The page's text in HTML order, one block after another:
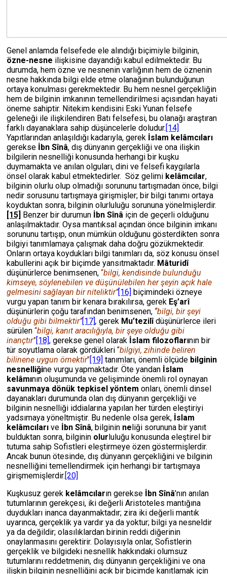
Genel anlamda felsefede ele alındığı biçimiyle bilginin,
özne-nesne ilişkisine dayandığı kabul edilmektedir. Bu
durumda, hem özne ve nesnenin varlığının hem de öznenin
nesne hakkında bilgi elde etme olanağının bulunduğunun
ortaya konulması gerekmektedir. Bu hem nesnel gerçekliğin
hem de bilginin imkanının temellendirilmesi açısından hayati
öneme sahiptir. Nitekim kendisini Eski Yunan felsefe
geleneği ile ilişkilendiren Batı felsefesi, bu olanağı araştıran
farklı dayanaklara sahip düşüncelerle doludur.[14]
Yapıtlarından anlaşıldığı kadarıyla, gerek İslam kelâmcıları
gerekse İbn Sînâ, dış dünyanın gerçekliği ve ona ilişkin
bilgilerin nesnelliği konusunda herhangi bir kuşku
duymamakta ve anılan olguları, dini ve felsefi kaygılarla
önsel olarak kabul etmektedirler. Söz gelimi kelâmcılar,
bilginin olurlu olup olmadığı sorununu tartışmadan önce, bilgi
nedir sorusunu tartışmaya girişmişler; bir bilgi tanımı ortaya
koyduktan sonra, bilginin olurluluğu sorununa yönelmişlerdir.
[15] Benzer bir durumun İbn Sînâ için de geçerli olduğunu
anlaşılmaktadır. Oysa mantıksal açından önce bilginin imkanı
sorununu tartışıp, onun mümkün olduğunu gösterdikten sonra
bilgiyi tanımlamaya çalışmak daha doğru gözükmektedir.
Onların ortaya koydukları bilgi tanımları da, söz konusu önsel
kabullerini açık bir biçimde yansıtmaktadır. Mâturidî
düşünürlerce benimsenen, ‘‘bilgi, kendisinde bulunduğu
kimseye, söylenebilen ve düşünülebilen her şeyin açık hale
gelmesini sağlayan bir niteliktir’’[16] biçimindeki özneye
vurgu yapan tanım bir kenara bırakılırsa, gerek Eş’arî
düşünürlerin çoğu tarafından benimsenen, ‘‘bilgi, bir şeyi
olduğu gibi bilmektir’’[17], gerek Mu’tezilîdüşünürlerce ileri
sürülen ‘‘bilgi, kanıt aracılığıyla, bir şeye olduğu gibi
inançtır’’[18], gerekse genel olarak İslam filozoflarının bir
tür soyutlama olarak gördükleri ‘‘bilgiyi, zihinde beliren
bilinene uygun örnektir’’[19] tanımları, önemli ölçüde bilginin
nesnelliğine vurgu yapmaktadır. Öte yandan İslam
kelâmının oluşumunda ve gelişiminde önemli rol oynayan
savunmaya dönük tepkisel yöntem onları, önemli dinsel
dayanakları durumunda olan dış dünyanın gerçekliği ve
bilginin nesnelliği iddialarına yapılan her türden eleştiriyi
yadsımaya yöneltmiştir. Bu nedenle olsa gerek, İslam
kelâmcıları ve İbn Sînâ, bilginin neliği sorununa bir yanıt
bulduktan sonra, bilginin olurluluğu konusunda eleştirel bir
tutuma sahip Sofistleri eleştirmeye özen göstermişlerdir.
Ancak bunun ötesinde, dış dünyanın gerçekliğini ve bilginin
nesnelliğini temellendirmek için herhangi bir tartışmaya
girişmemişlerdir.[20]
Kuşkusuz gerek kelâmcıların gerekse İbn Sînâ’nın anılan
tutumlarının gerekçesi, iki değerli Aristoteles mantığına
duydukları inanca dayanmaktadır; zira iki değerli mantık
uyarınca, gerçeklik ya vardır ya da yoktur; bilgi ya nesneldir
ya da değildir; olasılıklardan birinin reddi diğerinin
onaylanmasını gerektirir. Dolayısıyla onlar, Sofistlerin
gerçeklik ve bilgideki nesnellik hakkındaki olumsuz
tutumlarını reddetmenin, dış dünyanın gerçekliğini ve ona
ilişkin bilginin nesnelliğini açık bir biçimde kanıtlamak için